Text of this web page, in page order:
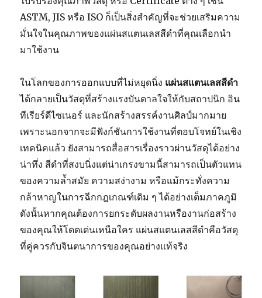
ASTM, JIS หรือ ISO ก็เป็นสิ่งสำคัญที่จะช่วยเสริมความ
มั่นใจในคุณภาพของแผ่นสแตนเลสสีดำที่คุณเลือกนำ
มาใช้งาน
ในโลกของการออกแบบที่ไม่หยุดนิ่ง แผ่นสแตนเลสสีดำ
ได้กลายเป็นวัสดุที่สร้างแรงบันดาลใจให้กับสถาปนิก อิน
ทีเรียร์ดีไซเนอร์ และนักสร้างสรรค์งานศิลป์มากมาย
เพราะนอกจากจะมีฟังก์ชันการใช้งานที่ตอบโจทย์ในเชิง
เทคนิคแล้ว ยังสามารถสื่อสารเรื่องราวผ่านวัสดุได้อย่าง
น่าทึ่ง สีดำที่สงบนิ่งแต่น่าเกรงขามนี้สามารถเป็นตัวแทน
ของความล้ำสมัย ความสง่างาม หรือแม้กระทั่งความ
กล้าหาญในการฉีกกฎเกณฑ์เดิม ๆ ได้อย่างเต็มภาคภูมิ
ดังนั้นหากคุณต้องการยกระดับผลงานหรืองานก่อสร้าง
ของคุณให้โดดเด่นเหนือใคร แผ่นสแตนเลสสีดำคือวัสดุ
ที่คู่ควรกับจินตนาการของคุณอย่างแท้จริง